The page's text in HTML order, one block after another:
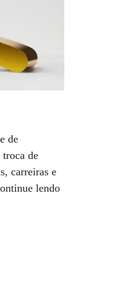
de
de
carreiras e
lendo